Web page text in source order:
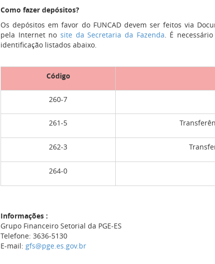
Como fazer depósitos?
Os depósitos em favor do FUNCAD devem ser feitos via
pela Internet no site da Secretaria da Fazenda. É
identificação listados abaixo.
Código
260-7
261-5
262-3
264-0
Informações :
Grupo Financeiro Setorial da PGE-ES
Telefone: 3636-5130
E-mail: gfs@pge.es.gov.br